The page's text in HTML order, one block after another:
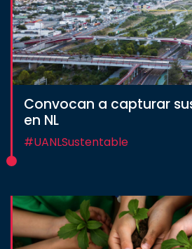
Convocan a capturar
en NL
#UANLSustentable